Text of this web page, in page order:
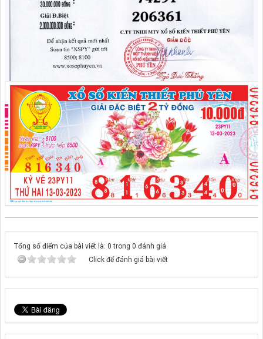
Tổng số điểm của bài viết là: 0 trong 0 đánh giá
Click để đánh giá bài viết